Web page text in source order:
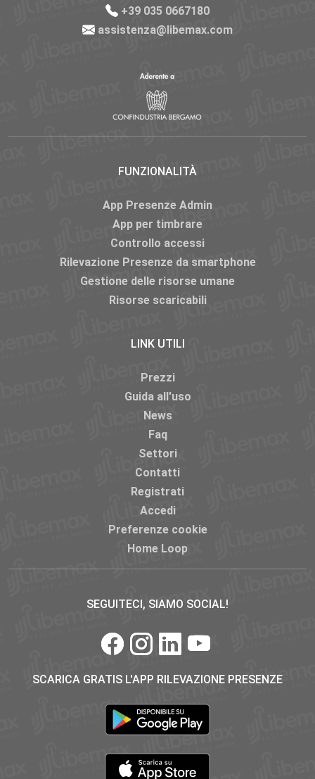
+39 035 0667180
assistenza@libemax.com
FUNZIONALITÀ
App Presenze Admin
App per timbrare
Controllo accessi
Rilevazione Presenze da smartphone
Gestione delle risorse umane
Risorse scaricabili
LINK UTILI
Prezzi
Guida all'uso
News
Faq
Settori
Contatti
Registrati
Accedi
Preferenze cookie
Home Loop
SEGUITECI, SIAMO SOCIAL!
SCARICA GRATIS L'APP RILEVAZIONE PRESENZE